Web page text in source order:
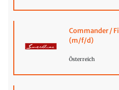
Commander /
(m/f/d)
Österreich